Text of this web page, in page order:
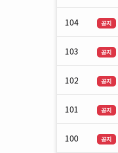
104 공지
103 공지
102 공지
101 공지
100 공지